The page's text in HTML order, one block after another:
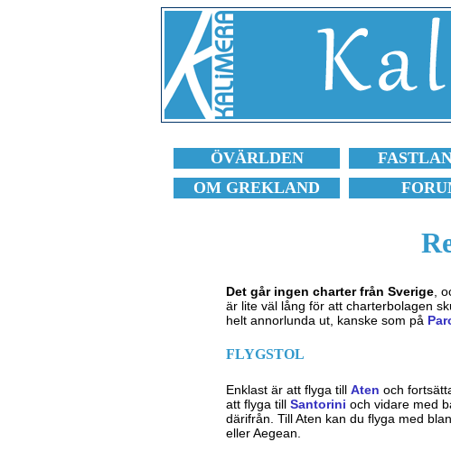
ÖVÄRLDEN
OM GREKLAND
Det går ingen charter från Sverige ,
är lite väl lång för att charterbolagen
helt annorlunda ut, kanske som på
FLYGSTOL
Enklast är att flyga till Aten och
att flyga till Santorini och vidare med
därifrån. Till Aten kan du flyga med
eller Aegean.